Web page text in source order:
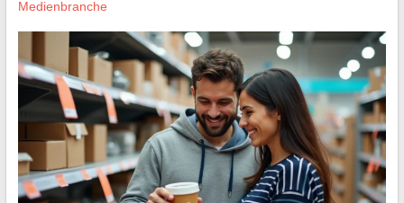
Medienbranche